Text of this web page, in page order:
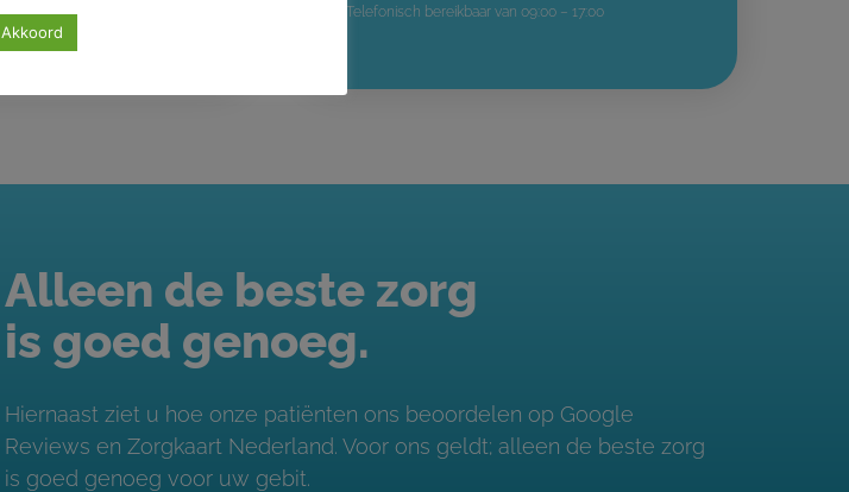
Telefonisch bereikbaar van 09:00 – 17:00
Alleen de beste zorg
is goed genoeg.
Hiernaast ziet u hoe onze patiënten ons beoordelen op Google
Reviews en Zorgkaart Nederland. Voor ons geldt; alleen de beste zorg
is goed genoeg voor uw gebit.
Akkoord